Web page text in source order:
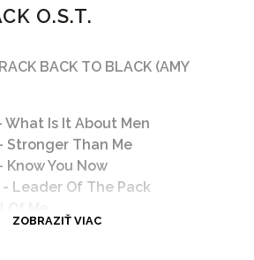
O.S.T.
BACK TO BLACK (AMY
What Is It About Men
Stronger Than Me
Know You Now
Leader Of The Pack
Back To Black
ZOBRAZIŤ VIAC